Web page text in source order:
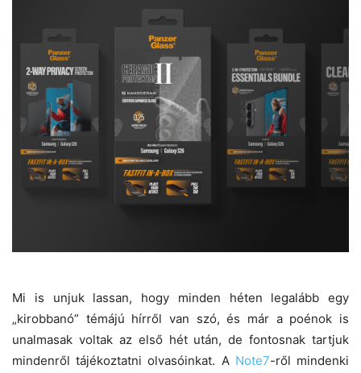
Mi is unjuk lassan, hogy minden héten legalább egy
„kirobbanó” témájú hírről van szó, és már a poénok is
unalmasak voltak az első hét után, de fontosnak tartjuk
mindenről tájékoztatni olvasóinkat. A Note7-ről mindenki